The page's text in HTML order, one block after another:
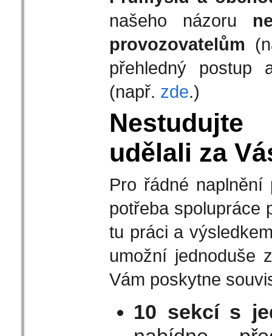
našeho názoru
provozovatelům
přehledný postup
(např. zde.)
udělali za
Pro řádné
potřeba spolupráce
tu práci a
umožní jednoduše
Vám poskytne
10 sekcí s